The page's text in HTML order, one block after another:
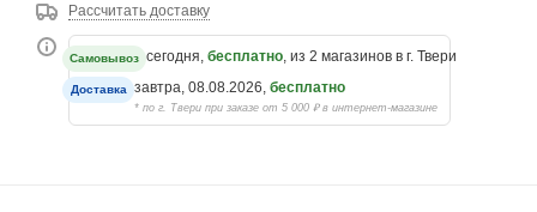
Рассчитать доставку
Самовывоз сегодня, бесплатно , из 2 магазинов в г. Твери
Доставка завтра, 08.08.2026, бесплатно
* по г. Твери при заказе от 5 000 ₽ в интернет-магазине